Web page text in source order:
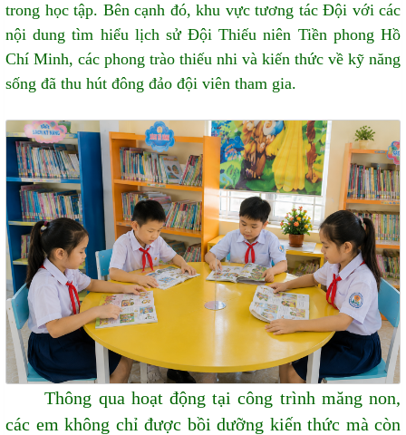
trong học tập. Bên cạnh đó, khu vực tương tác Đội với các
nội dung tìm hiểu lịch sử Đội Thiếu niên Tiền phong Hồ
Chí Minh, các phong trào thiếu nhi và kiến thức về kỹ năng
sống đã thu hút đông đảo đội viên tham gia.
Thông qua hoạt động tại công trình măng non,
các em không chỉ được bồi dưỡng kiến thức mà còn